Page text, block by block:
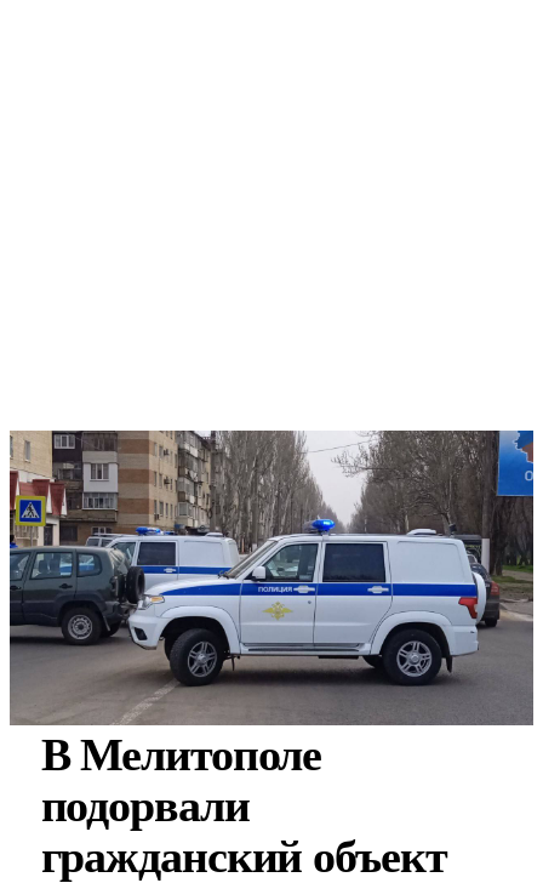
В Мелитополе
подорвали
гражданский объект